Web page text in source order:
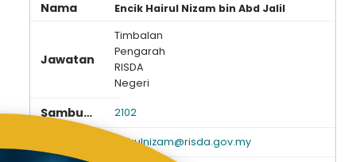
Encik Hairul Nizam bin Abd Jalil
Timbalan
Pengarah
RISDA
Negeri
2102
hairulnizam@risda.gov.my